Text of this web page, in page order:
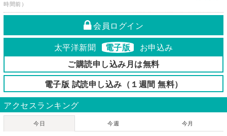
時間前）
会員ログイン
太平洋新聞 電子版
お申込み
ご購読申し込み月は無料
電子版 試読申し込み（１週間 無料）
アクセスランキング
今日 今週 今月